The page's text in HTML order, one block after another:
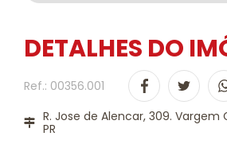
DETALHES DO
Ref.: 00356.001
R. Jose de Alencar, 309. Vargem
PR